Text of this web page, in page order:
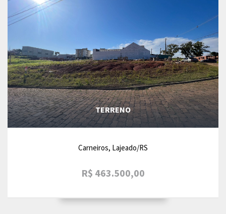
TERRENO
Carneiros, Lajeado/RS
R$ 463.500,00